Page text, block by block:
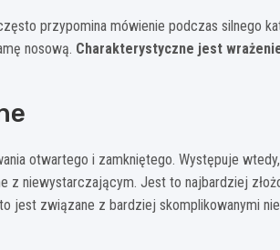
przypomina mówienie podczas silnego
nosową. Charakterystyczne jest
otwartego i zamkniętego. Występuje
z niewystarczającym. Jest to najbardziej
jest związane z bardziej skomplikowanymi